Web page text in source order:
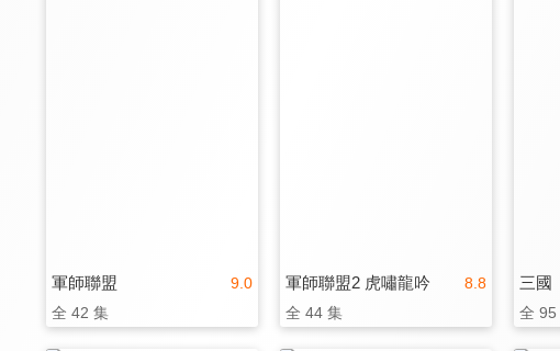
9.0
軍師聯盟
全 42 集
8.8
軍師聯盟2 虎嘯龍吟
全 44 集
三國
全 95